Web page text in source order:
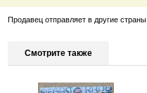
Продавец отправляет в другие страны
Смотрите также